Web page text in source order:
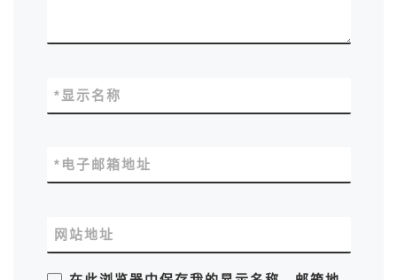
显示名称
*
电子邮箱地址
*
网站地址